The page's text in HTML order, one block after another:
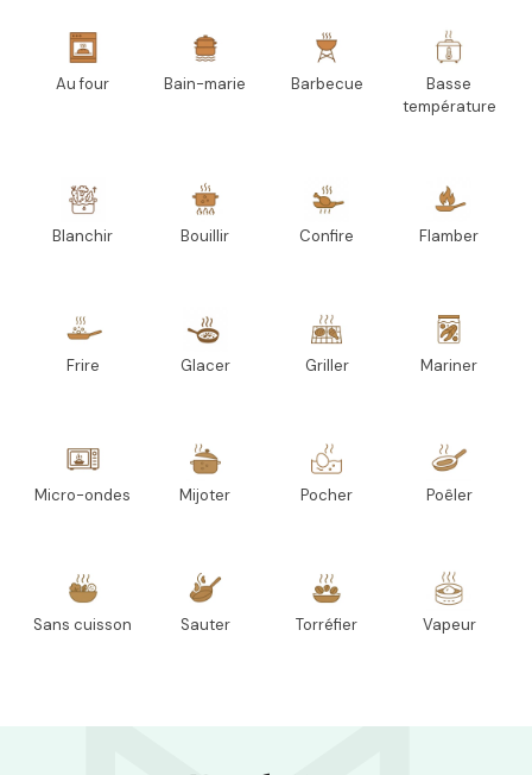
Au four Bain-marie Barbecue
Basse
température
Blanchir Bouillir Confire Flamber
Frire Glacer Griller Mariner
Micro-ondes Mijoter Pocher Poêler
Sans cuisson Sauter Torréfier Vapeur